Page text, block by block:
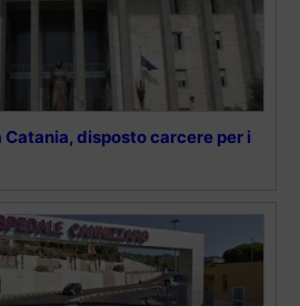
disposto carcere per i